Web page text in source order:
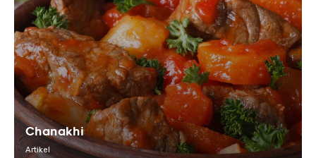
Chanakhi
Artikel